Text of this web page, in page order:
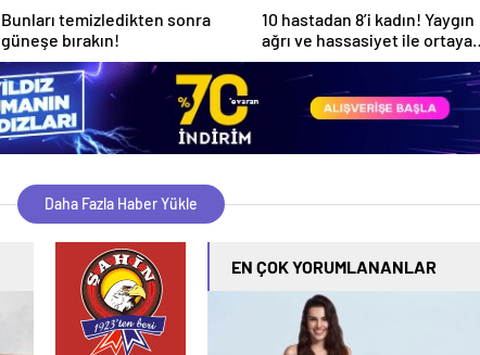
Bunları temizledikten sonra
güneşe bırakın!
10 hastadan 8’i kadın! Yaygın
ağrı ve hassasiyet ile ortaya
çıkıyor
Daha Fazla Haber Yükle
EN ÇOK YORUMLANANLAR